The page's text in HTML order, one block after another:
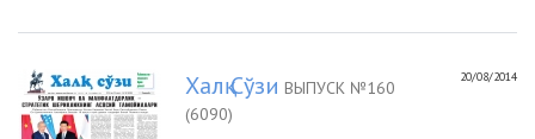
20/08/2014
Халқ Сўзи ВЫПУСК №160
(6090)